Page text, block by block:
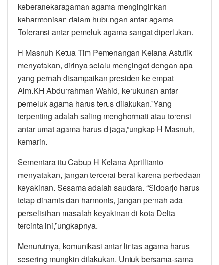
keberanekaragaman agama menginginkan
keharmonisan dalam hubungan antar agama.
Toleransi antar pemeluk agama sangat diperlukan.
H Masnuh Ketua Tim Pemenangan Kelana Astutik
menyatakan, dirinya selalu mengingat dengan apa
yang pernah disampaikan presiden ke empat
Alm.KH Abdurrahman Wahid, kerukunan antar
pemeluk agama harus terus dilakukan.”Yang
terpenting adalah saling menghormati atau torensi
antar umat agama harus dijaga,”ungkap H Masnuh,
kemarin.
Sementara itu Cabup H Kelana Aprillianto
menyatakan, jangan tercerai berai karena perbedaan
keyakinan. Sesama adalah saudara. “Sidoarjo harus
tetap dinamis dan harmonis, jangan pernah ada
perselisihan masalah keyakinan di kota Delta
tercinta ini,”ungkapnya.
Menurutnya, komunikasi antar lintas agama harus
sesering mungkin dilakukan. Untuk bersama-sama